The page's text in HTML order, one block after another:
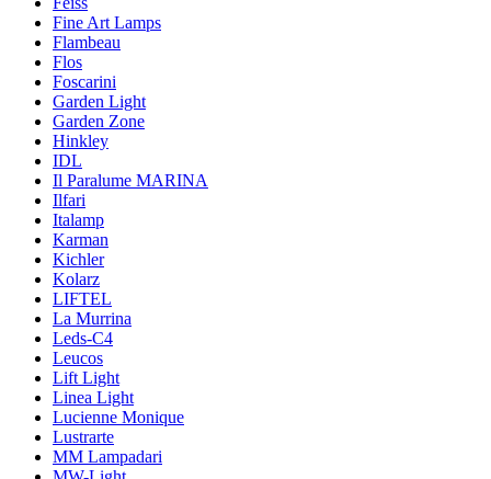
Fine Art Lamps
Flambeau
Flos
Foscarini
Garden Light
Garden Zone
Hinkley
IDL
Il Paralume MARINA
Ilfari
Italamp
Karman
Kichler
Kolarz
LIFTEL
La Murrina
Leds-C4
Leucos
Lift Light
Linea Light
Lucienne Monique
Lustrarte
MM Lampadari